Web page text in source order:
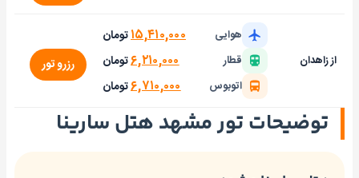
از زاهدان
هوایی ۱۵,۴۱۰,۰۰۰تومان
قطار ۶,۲۱۰,۰۰۰تومان
اتوبوس ۶,۷۱۰,۰۰۰تومان
رزرو تور
توضیحات تور مشهد هتل سارینا